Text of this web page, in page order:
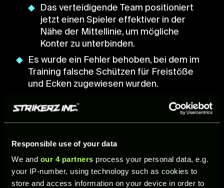
Responsible use of your data
We and our 4 partners process your personal data, e.g.
your IP-number, using technology such as cookies to
store and access information on your device in order to
Das verteidigende Team positioniert
jetzt einen Spieler effektiver in der
Nähe der Mittellinie, um mögliche
Konter zu unterbinden.
Es wurde ein Fehler behoben, bei dem im
Training falsche Schützen für Freistöße
und Ecken zugewiesen wurden.
Im lokalen Modus wurde ein Fehler
behoben, der am Weiterspielen gehindert
hat, wenn der Ball zum Einwurf das
Es wurden Fehler behoben, bei denen der
Bot eine Flanke oder eine halbhohe Flanke
aus der Drehung heraus in den Strafraum